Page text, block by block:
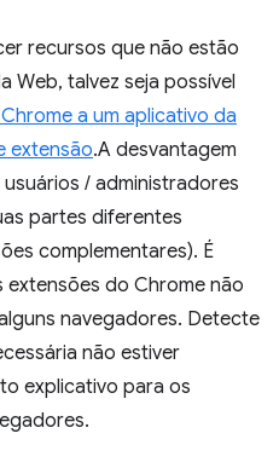
recursos que não estão
Web, talvez seja possível
a um aplicativo da
extensão.A desvantagem
/ administradores
partes diferentes
complementares). É
do Chrome não
navegadores. Detecte
não estiver
explicativo para os